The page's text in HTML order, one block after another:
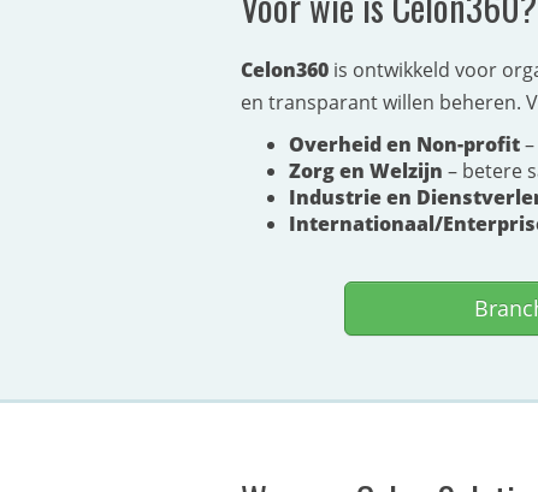
Celon360is ontwikkeld voor
en transparant willen beheren.
Overheid en Non-profit–
Zorg en Welzijn – betere
Industrie en
Internationaal/